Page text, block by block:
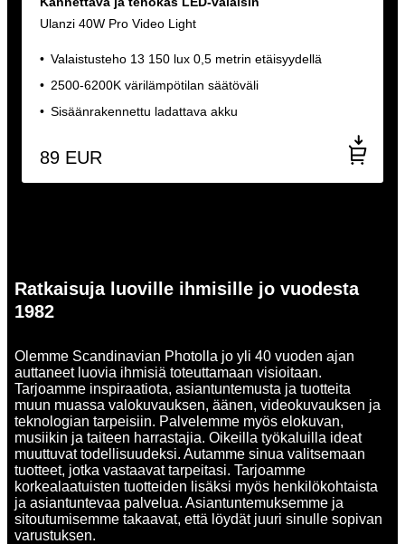
Ulanzi 40W Pro Video Light
Valaistusteho 13 150 lux 0,5 metrin etäisyydellä
2500-6200K värilämpötilan säätöväli
Sisäänrakennettu ladattava akku
89 EUR
Ratkaisuja luoville ihmisille jo vuodesta
1982
Olemme Scandinavian Photolla jo yli 40 vuoden ajan
auttaneet luovia ihmisiä toteuttamaan visioitaan.
Tarjoamme inspiraatiota, asiantuntemusta ja tuotteita
muun muassa valokuvauksen, äänen, videokuvauksen ja
teknologian tarpeisiin. Palvelemme myös elokuvan,
musiikin ja taiteen harrastajia. Oikeilla työkaluilla ideat
muuttuvat todellisuudeksi. Autamme sinua valitsemaan
tuotteet, jotka vastaavat tarpeitasi. Tarjoamme
korkealaatuisten tuotteiden lisäksi myös henkilökohtaista
ja asiantuntevaa palvelua. Asiantuntemuksemme ja
sitoutumisemme takaavat, että löydät juuri sinulle sopivan
varustuksen.